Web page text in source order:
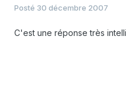
Posté 30 décembre 2007
C'est une réponse très